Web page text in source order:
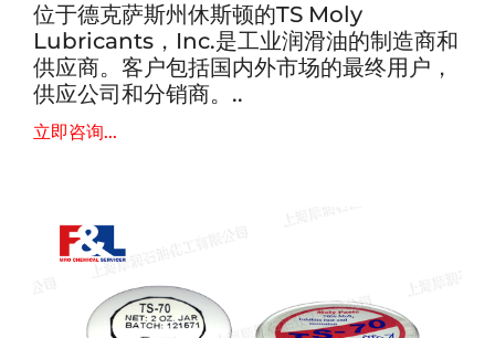
位于德克萨斯州休斯顿的TS Moly
Lubricants，Inc.是工业润滑油的制造商和
供应商。客户包括国内外市场的最终用户，
供应公司和分销商。..
立即咨询...